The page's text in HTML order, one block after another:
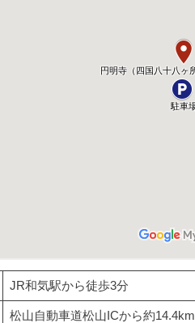
JR和気駅から徒歩3分
松山自動車道松山ICから約14.4km